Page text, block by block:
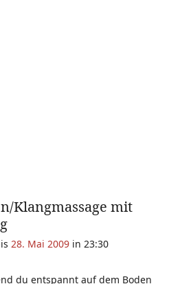
Klangmassage mit
28. Mai 2009 in 23:30
du entspannt auf dem Boden